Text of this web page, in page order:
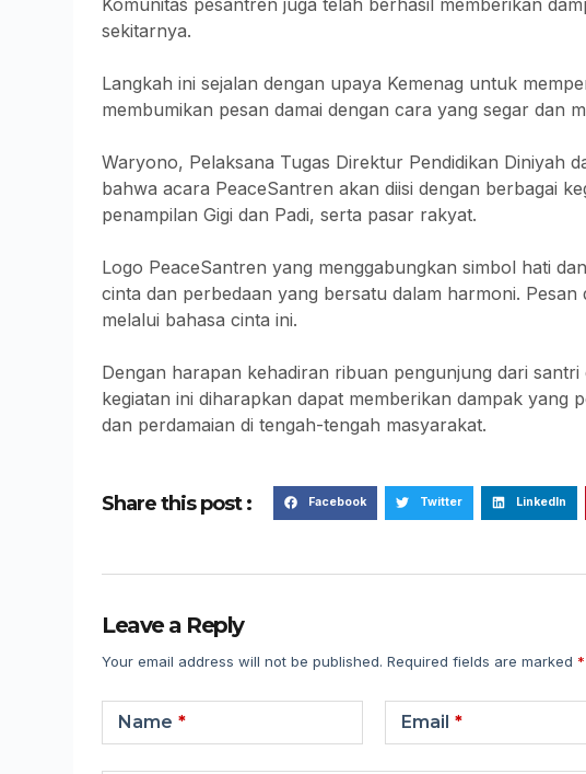
sekitarnya.
Langkah ini sejalan dengan upaya Kemenag untuk
membumikan pesan damai dengan cara yang segar dan
Waryono, Pelaksana Tugas Direktur Pendidikan Diniyah
bahwa acara PeaceSantren akan diisi dengan berbagai
penampilan Gigi dan Padi, serta pasar rakyat.
Logo PeaceSantren yang menggabungkan simbol hati
cinta dan perbedaan yang bersatu dalam harmoni. Pesan
melalui bahasa cinta ini.
Dengan harapan kehadiran ribuan pengunjung dari
kegiatan ini diharapkan dapat memberikan dampak yang
dan perdamaian di tengah-tengah masyarakat.
Share this post : Facebook Twitter LinkedIn
Leave a Reply
Your email address will not be published. Required fields are marked *
Name * Email *